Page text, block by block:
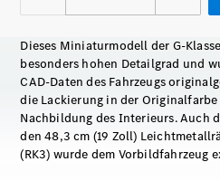
Dieses Miniaturmodell der G-
besonders hohen Detailgrad und
CAD-Daten des Fahrzeugs
die Lackierung in der
Nachbildung des Interieurs. Auch
den 48,3 cm (19 Zoll)
(RK3) wurde dem Vorbildfahrzeug